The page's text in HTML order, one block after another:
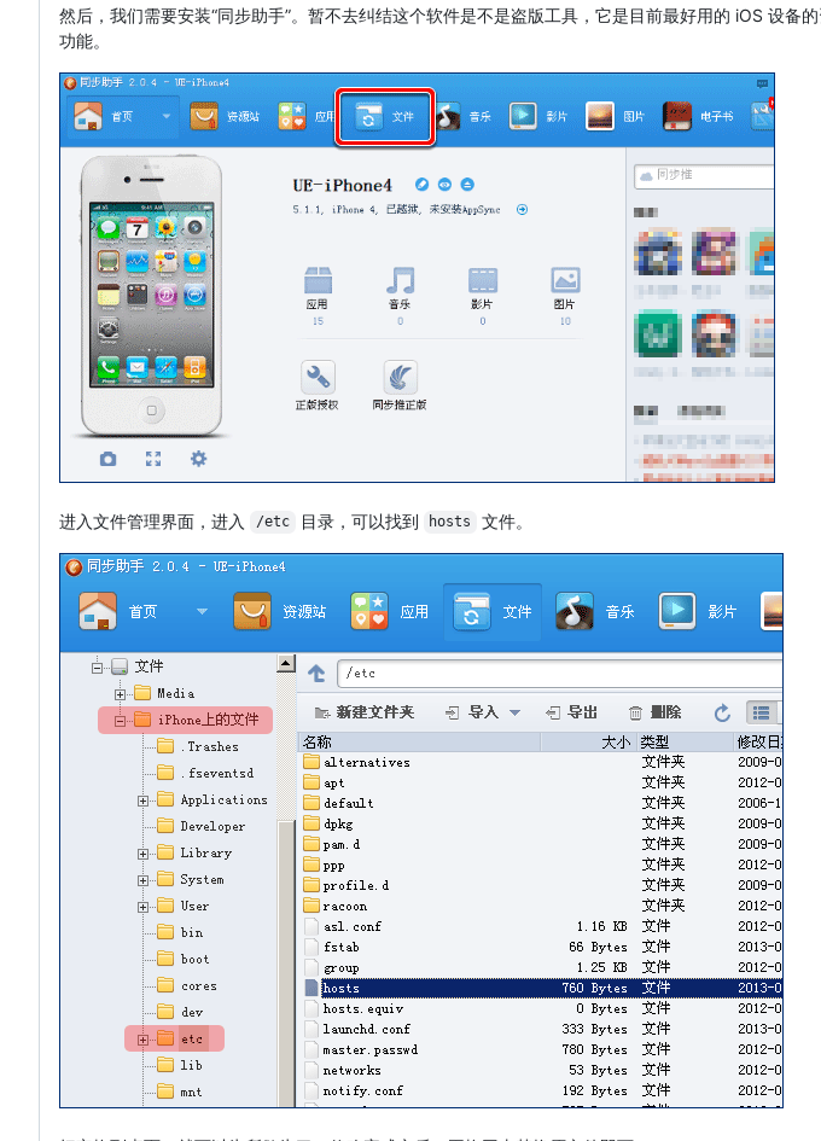
然后，我们需要安装“同步助手”。暂不去纠结这个软件是不是盗版工具，它是目前最好用的 iOS 设备
功能。
进入文件管理界面，进入 /etc 目录，可以找到 hosts 文件。